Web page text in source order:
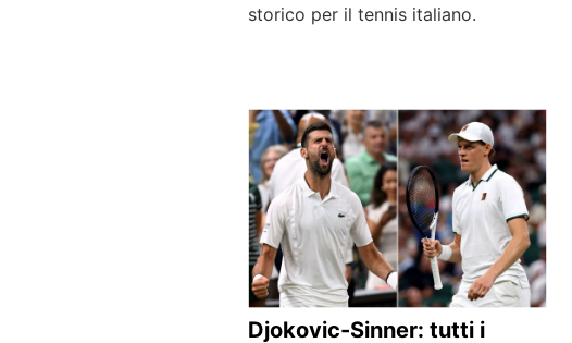
storico per il tennis italiano.
Djokovic-Sinner: tutti i